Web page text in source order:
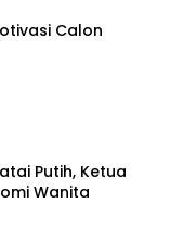
Calon
Putih, Ketua
Wanita